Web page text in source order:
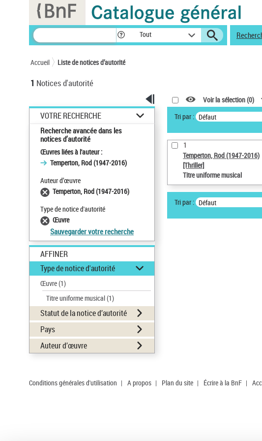
Tout
Accueil Liste de notices d’autorité
1 Notices d'autorité
VOTRE RECHERCHE
Recherche avancée dans les
notices d’autorité
Œuvres liées à l'auteur :
Temperton, Rod (1947-2016)
Auteur d’œuvre
Temperton, Rod (1947-2016)
Type de notice d'autorité
Œuvre
Sauvegarder votre recherche
AFFINER
Type de notice d'autorité
Œuvre(1)
Titre uniforme musical(1)
Statut de la notice d’autorité
Pays
Auteur d’œuvre
Voir la sélection (0)
Tri par : Défaut
1
Temperton, Rod (1947-2016)
[Thriller]
Titre uniforme musical
Tri par : Défaut
Conditions générales d'utilisation | A propos | Plan du site | Écrire à la BnF |
Panneau de gestion des cookies